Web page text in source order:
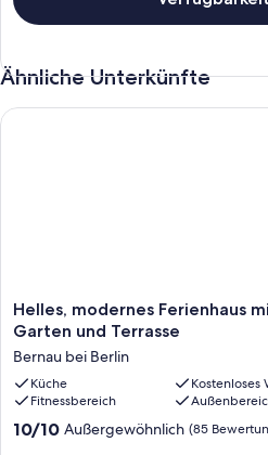
Ähnliche Unterkünfte
Helles,
modernes
mit
großem
Garten
und
Terrasse
Helles, modernes Ferienhaus
Garten und Terrasse
Bernau bei Berlin
Küche
Kostenloses
Fitnessbereich
10.0
10/10 Außergewöhnlich (85
Helles, modernes Ferienhaus mit